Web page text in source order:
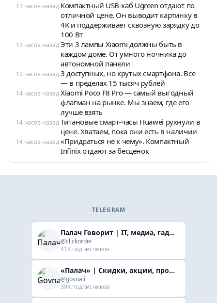
13 часов назад Компактный USB-хаб Ugreen отдают по
отличной цене. Он выводит картинку в
4K и поддерживает сквозную зарядку до
100 Вт
13 часов назадЭти 3 лампы Xiaomi должны быть в
каждом доме. От умного ночника до
автономной панели
13 часов назад3 доступных, но крутых смартфона. Все
— в пределах 15 тысяч рублей
14 часов назадXiaomi Poco F8 Pro — самый выгодный
флагман на рынке. Мы знаем, где его
лучше взять
14 часов назадТитановые смарт-часы Huawei рухнули в
цене. Хватаем, пока они есть в наличии
14 часов назад«Придраться не к чему». Компактный
Infinix отдают за бесценок
TELEGRAM
Палач Говорит | IT, медиа, гaджеты, скидки
@clickordie
41K подписчиков
«Палач» | Скидки, акции, промокоды
@govnali
39K подписчиков